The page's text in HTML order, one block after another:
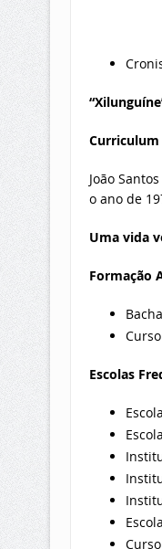
João
o ano de
Uma vida
Formação
Escolas